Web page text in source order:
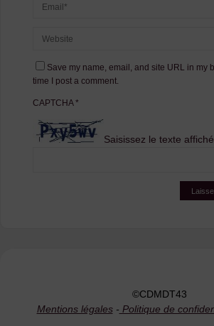
Save my name, email, and site URL in my
time I post a comment.
CAPTCHA*
Saisissez le texte
©CDMDT43
Mentions légales- Politique de